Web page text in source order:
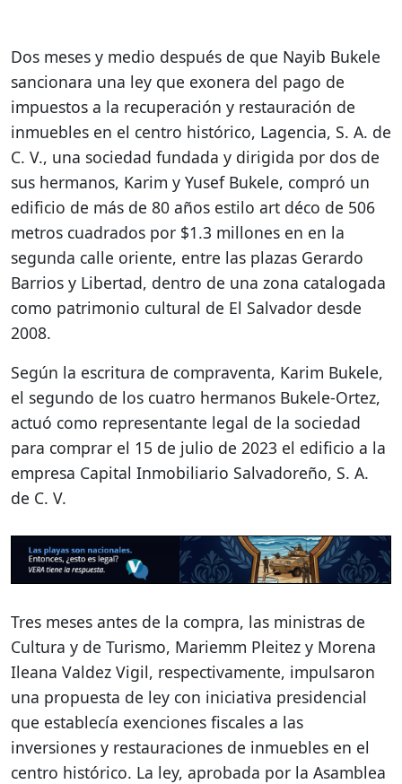
Dos meses y medio después de que Nayib Bukele
sancionara una ley que exonera del pago de
impuestos a la recuperación y restauración de
inmuebles en el centro histórico, Lagencia, S. A. de
C. V., una sociedad fundada y dirigida por dos de
sus hermanos, Karim y Yusef Bukele, compró un
edificio de más de 80 años estilo art déco de 506
metros cuadrados por $1.3 millones en en la
segunda calle oriente, entre las plazas Gerardo
Barrios y Libertad, dentro de una zona catalogada
como patrimonio cultural de El Salvador desde
2008.
Según la escritura de compraventa, Karim Bukele,
el segundo de los cuatro hermanos Bukele-Ortez,
actuó como representante legal de la sociedad
para comprar el 15 de julio de 2023 el edificio a la
empresa Capital Inmobiliario Salvadoreño, S. A.
de C. V.
Tres meses antes de la compra, las ministras de
Cultura y de Turismo, Mariemm Pleitez y Morena
Ileana Valdez Vigil, respectivamente, impulsaron
una propuesta de ley con iniciativa presidencial
que establecía exenciones fiscales a las
inversiones y restauraciones de inmuebles en el
centro histórico. La ley, aprobada por la Asamblea